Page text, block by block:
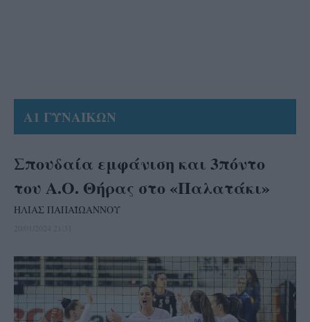
Α1 ΓΥΝΑΙΚΩΝ
Σπουδαία εμφάνιση και 3πόντο
του Α.Ο. Θήρας στο «Παλατάκι»
ΗΛΙΑΣ ΠΑΠΑΪΩΑΝΝΟΥ